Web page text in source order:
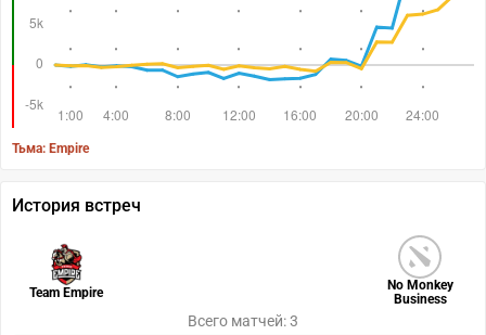
Тьма: Empire
История встреч
Team Empire
No Monkey
Business
Всего матчей: 3